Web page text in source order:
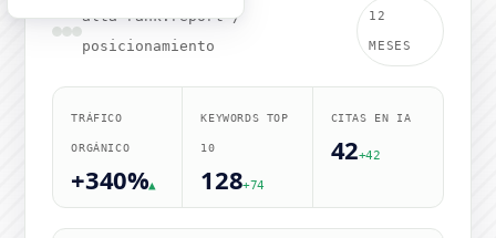
alta-rank.report /
posicionamiento
12
MESES
TRÁFICO
ORGÁNICO
+340%▲
KEYWORDS TOP
10
128+74
CITAS EN IA
42+42